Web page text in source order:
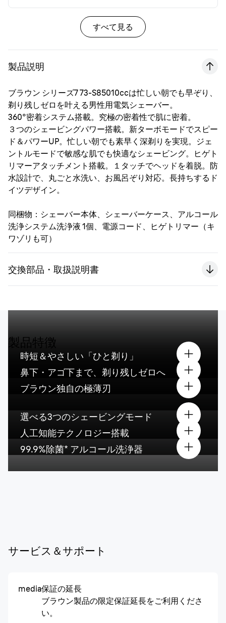
すべて見る
製品説明
ブラウン シリーズ7 73-S85010ccは忙しい朝でも早ぞり、
剃り残しゼロを叶える男性用電気シェーバー。
360°密着システム搭載。究極の密着性で肌に密着。
３つのシェービングパワー搭載。新ターボモードでスピー
ド＆パワーUP。忙しい朝でも素早く深剃りを実現。ジェ
ントルモードで敏感な肌でも快適なシェービング。ヒゲト
リマーアタッチメント搭載。１タッチでヘッドを着脱。防
水設計で、丸ごと水洗い、お風呂ぞり対応。長持ちするド
イツデザイン。
同梱物：シェーバー本体、シェーバーケース、アルコール
洗浄システム洗浄液 1個、電源コード、ヒゲトリマー（キ
ワゾリも可）
交換部品・取扱説明書
製品特徴
時短＆やさしい「ひと剃り」
鼻下・アゴ下まで、剃り残しゼロへ
ブラウン独自の極薄刃
選べる3つのシェービングモード
人工知能テクノロジー搭載
99.9%除菌* アルコール洗浄器
サービス＆サポート
media保証の延長
ブラウン製品の限定保証延長をご利用くださ
い。